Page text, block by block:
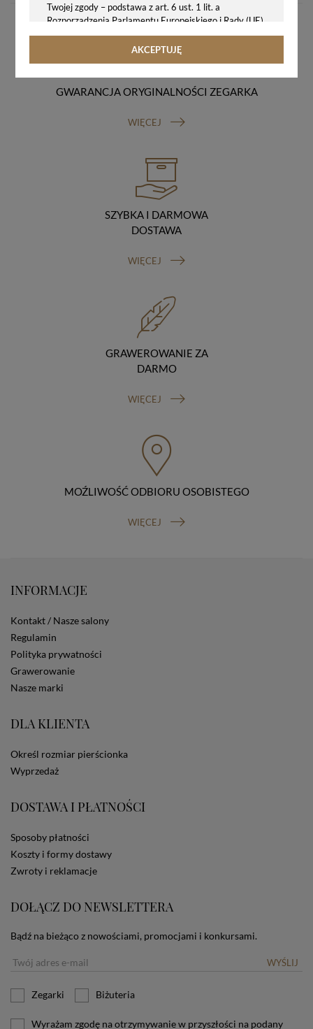
Twojej zgody – podstawa z art. 6 ust. 1 lit. a
Rozporządzenia Parlamentu Europejskiego i Rady (UE)
2016/679 z 27.04.2016 r. w sprawie ochrony osób
fizycznych w związku z przetwarzaniem danych
rozporządzenie o ochronie danych, tj. RODO).
Twoje dane osobowe możemy udostępniać
hostingodawcy. Takie podmioty przetwarzają dane na
poleceniami. Przekazujemy Twoje dane poza teren
Polski/UE/Europejskiego Obszaru Gospodarczego.
Okres przechowywania danych
Twoje dane przechowujemy do czasu posiadania
udzielonej przez Ciebie zgody.
otrzymania ich kopii, prawo do sprostowania
(poprawiania) swoich danych, prawo do usunięcia
abyśmy przetwarzali Twoje dane, możesz zażądać,
abyśmy je usunęli), prawo do ograniczenia
przetwarzania danych (możesz zażądać, abyśmy
ograniczyli przetwarzanie Twoich danych osobowych
wyłącznie do ich przechowywania lub wykonywania
uzgodnionych z Tobą działań, jeżeli Twoim zdaniem
mamy nieprawidłowe dane na Twój temat lub
sprzeciwu wobec przetwarzania danych, prawo do
Osobowych, ul. Stawki 2, 00-193 Warszawa) oraz
prawo do cofnięcia zgody na przetwarzanie danych
osobowych (masz prawo cofnięcia zgody na
przetwarzanie danych w dowolnym momencie;
cofnięcie zgody nie ma wpływu na zgodność z prawem
zgody przed jej cofnięciem). W celu wykonania swoich
zawartości naszej strony
Na stronie Sklepu są wykorzystywane pliki cookies.
Stosowane są one w celach zapewnienia maksymalnej
wygody wszystkich użytkowników (w tym Kupujących)
przy korzystaniu ze Sklepu (zapamiętywanie
preferencji i ustawień na stronie, zbieranie
anonimowych danych dla celów reklamowych i
ze Sklepu bez zmiany ustawień w przeglądarce
zamieszczane w urządzeniu końcowym każdego
stosowanie plików cookies powinien zmienić
informacji o plikach cookies.
AKCEPTUJĘ
GWARANCJA ORYGINALNOŚCI ZEGARKA
WIĘCEJ
SZYBKA I DARMOWA
DOSTAWA
WIĘCEJ
GRAWEROWANIE ZA
DARMO
WIĘCEJ
MOŹLIWOŚĆ ODBIORU OSOBISTEGO
WIĘCEJ
INFORMACJE
Kontakt / Nasze salony
Regulamin
Polityka prywatności
Grawerowanie
Nasze marki
DLA KLIENTA
Określ rozmiar pierścionka
Wyprzedaż
DOSTAWA I PŁATNOŚCI
Sposoby płatności
Koszty i formy dostawy
Zwroty i reklamacje
DOŁĄCZ DO NEWSLETTERA
Bądź na bieżąco z nowościami, promocjami i konkursami.
WYŚLIJ
Zegarki Biżuteria
Wyrażam zgodę na otrzymywanie w przyszłości na podany